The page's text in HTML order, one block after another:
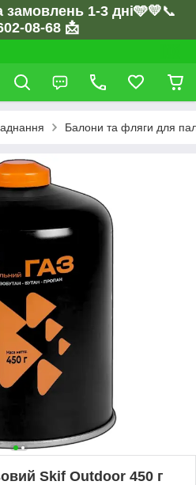
1-3 дні🩵💛📞
08-68 📩
Балони та фляги для
Skif Outdoor 450 г